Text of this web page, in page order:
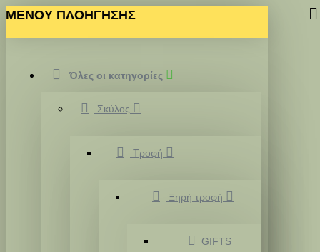
MENOY ΠΛΟΗΓΗΣΗΣ
Όλες οι κατηγορίες
Σκύλος
Τροφή
Ξηρή τροφή
GIFTS